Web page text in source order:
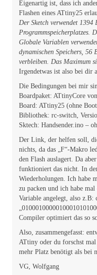
Eigenartig ist, dass ich
Flashen eines ATtiny25
Der Sketch verwendet 1394
Programmspeicherplatzes.
Globale Variablen
dynamischen Speichers, 56
verbleiben. Das Maximum
Irgendetwas ist also bei dir
Die Bedingungen bei mir
Boardpaket: ATtinyCore
Board: ATtiny25 (ohne
Bibliothek: rc-switch,
Sktech: Handsender.ino –
Der Link, der helfen soll,
nichts, da das „F“-Makro
den Flash auslagert. Da
funktioniert das nicht. In
Wiederholungen. Ich habe
zu packen und ich habe mal
Variable angelegt, also z.B:
Compiler optimiert das so
Also, zusammengefasst:
ATtiny oder du forschst
mehr Platz benötigt als bei
VG, Wolfgang